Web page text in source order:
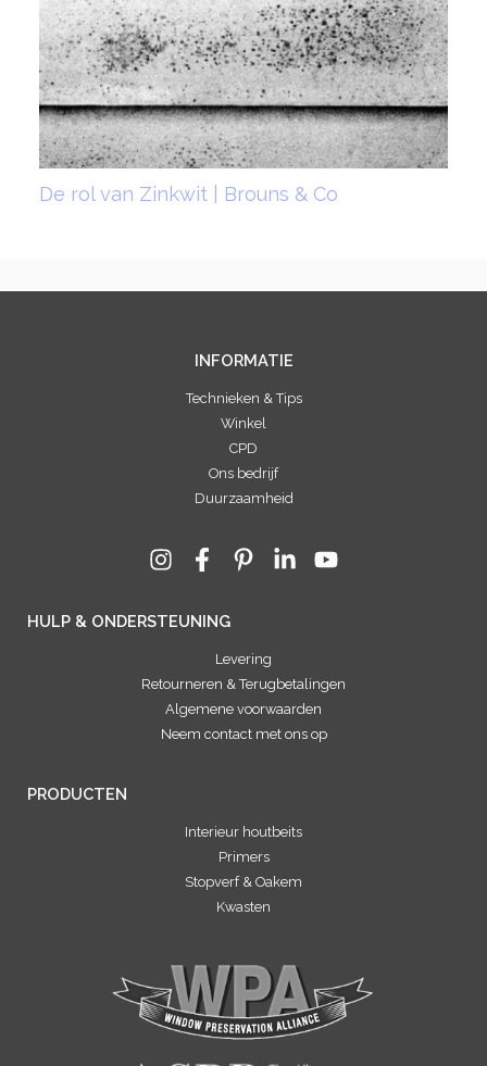
De rol van Zinkwit | Brouns & Co
INFORMATIE
Technieken & Tips
Winkel
CPD
Ons bedrijf
Duurzaamheid
HULP & ONDERSTEUNING
Levering
Retourneren & Terugbetalingen
Algemene voorwaarden
Neem contact met ons op
PRODUCTEN
Interieur houtbeits
Primers
Stopverf & Oakem
Kwasten